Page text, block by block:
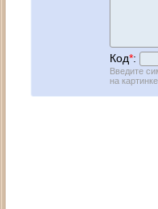
Код*:
Введите
на